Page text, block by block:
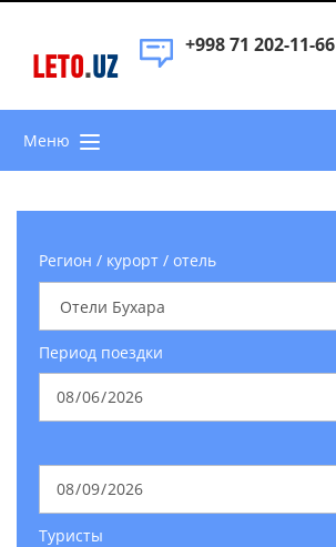
LETO.UZ
+998 71 202-11-66
Меню
Регион / курорт / отель
Период поездки
Туристы